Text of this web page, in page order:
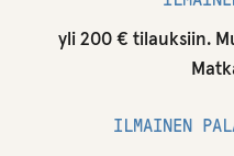
yli 200 € tilauksiin.
ILMAINEN